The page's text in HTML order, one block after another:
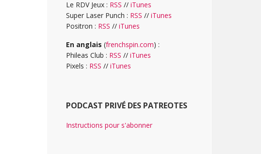
Le RDV Jeux : RSS // iTunes
Super Laser Punch : RSS // iTunes
Positron : RSS // iTunes
En anglais (frenchspin.com) :
Phileas Club : RSS // iTunes
Pixels : RSS // iTunes
PODCAST PRIVÉ DES PATREOTES
Instructions pour s'abonner